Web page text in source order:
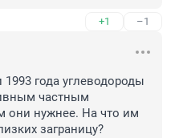
+1 –1
1993 года углеводороды
частным
они нужнее. На что им
заграницу?